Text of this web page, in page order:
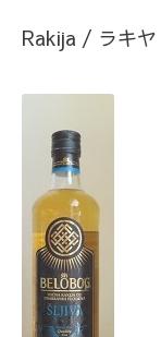
Rakija / ラキヤ